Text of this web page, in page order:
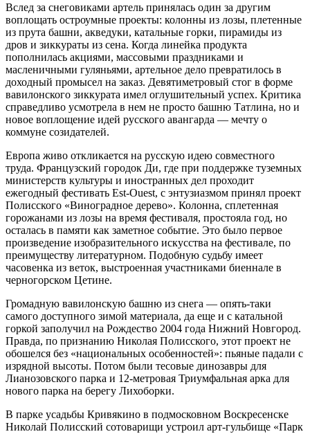
Вслед за снеговиками артель принялась один за другим
воплощать остроумные проекты: колонны из лозы, плетенные
из прута башни, акведуки, катальные горки, пирамиды из
дров и зиккураты из сена. Когда линейка продукта
пополнилась акциями, массовыми праздниками и
масленичными гуляньями, арте­льное дело превратилось в
доходный промысел на заказ. Девятиметровый стог в форме
вавилонского зиккурата имел оглушительный успех. Критика
справедливо усмотрела в нем не просто башню Татлина, но и
новое воплощение идей русского авангарда — мечту о
коммуне созидателей.
Европа живо откликается на русскую идею совместного
труда. Французский городок Ди, где при поддержке туземных
министерств культуры и иностранных дел проходит
ежегодный фестивать Est-Ouest, с энтузиазмом принял проект
Полисского «Виноградное дерево». Колонна, сплетенная
горожанами из лозы на время фестиваля, простояла год, но
осталась в памяти как заметное событие. Это было первое
произведение изобразительного искусства на фестивале, по
преимуществу литературном. Подобную судьбу имеет
часовенка из веток, выстроенная участниками биеннале в
черногорском Цетине.
Громадную вавилонскую башню из снега — опять-таки
самого доступного зимой материала, да еще и с катальной
горкой заполучил на Рождество 2004 года Нижний Новгород.
Правда, по признанию Николая Полисского, этот проект не
обошелся без «национальных особенностей»: пьяные падали с
изрядной высоты. Потом были тесовые динозавры для
Лианозовского парка и 12-метровая Триумфальная арка для
нового парка на берегу Лихоборки.
В парке усадьбы Кривякино в подмосковном Воскресенске
Николай Полисский сотоварищи устроил арт-гульбище «Парк